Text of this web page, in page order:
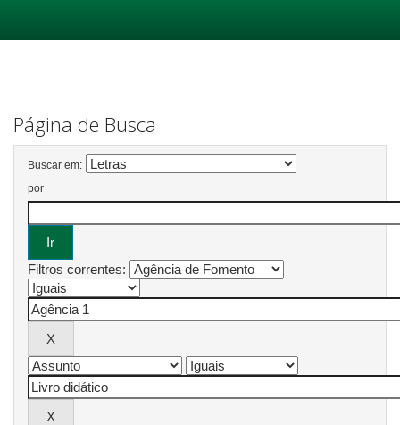
Página de Busca
Buscar em:
por
Filtros correntes: